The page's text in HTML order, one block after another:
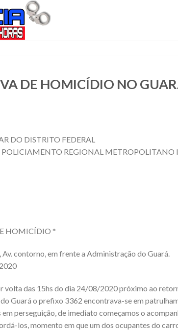
DE HOMICÍDIO NO
DO DISTRITO FEDERAL
REGIONAL METROPOLITANO
HOMICÍDIO *
Av. contorno, em frente a Administração do Guará.
volta das 15hs do dia 24/08/2020 próximo ao
Guará o prefixo 3362 encontrava-se em
perseguição, de imediato começamos o
los, momento em que um dos ocupantes do